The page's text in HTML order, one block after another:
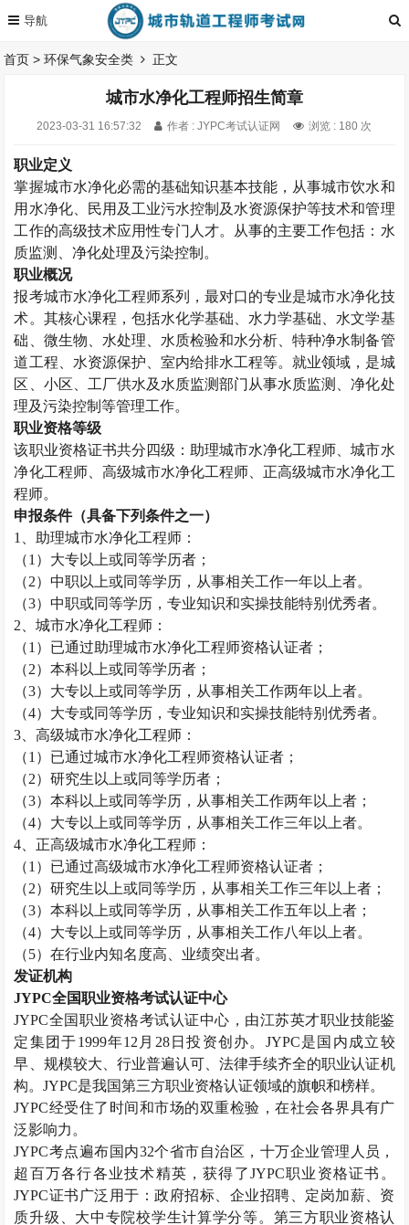
首页 >环保气象安全类 正文
城市水净化工程师招生简章
2023-03-31 16:57:32 作者 : JYPC考试认证网 浏览 : 180 次
职业定义
掌握城市水净化必需的基础知识基本技能，从事城市饮水和
用水净化、民用及工业污水控制及水资源保护等技术和管理
工作的高级技术应用性专门人才。从事的主要工作包括：水
质监测、净化处理及污染控制。
职业概况
报考城市水净化工程师系列，最对口的专业是城市水净化技
术。其核心课程，包括水化学基础、水力学基础、水文学基
础、微生物、水处理、水质检验和水分析、特种净水制备管
道工程、水资源保护、室内给排水工程等。就业领域，是城
区、小区、工厂供水及水质监测部门从事水质监测、净化处
理及污染控制等管理工作。
职业资格等级
该职业资格证书共分四级：助理城市水净化工程师 、城市水
净化工程师、高级城市水净化工程师 、正高级城市水净化工
程师。
申报条件（具备下列条件之一）
1、助理城市水净化工程师 ：
（1）大专以上或同等学历者；
（2）中职以上或同等学历，从事相关工作一年以上者。
（3）中职或同等学历，专业知识和实操技能特别优秀者。
2、城市水净化工程师 ：
（1）已通过助理城市水净化工程师资格认证者；
（2）本科以上或同等学历者；
（3）大专以上或同等学历，从事相关工作两年以上者。
（4）大专或同等学历，专业知识和实操技能特别优秀者。
3、高级城市水净化工程师 ：
（1）已通过城市水净化工程师资格认证者；
（2）研究生以上或同等学历者；
（3）本科以上或同等学历，从事相关工作两年以上者；
（4）大专以上或同等学历，从事相关工作三年以上者。
4、正高级城市水净化工程师 ：
（1）已通过高级城市水净化工程师资格认证者；
（2）研究生以上或同等学历，从事相关工作三年以上者；
（3）本科以上或同等学历，从事相关工作五年以上者；
（4）大专以上或同等学历，从事相关工作八年以上者。
（5）在行业内知名度高、业绩突出者。
发证机构
JYPC全国职业资格考试认证中心
JYPC全国职业资格考试认证中心，由江苏英才职业技能鉴
定集团于1999年12月28日投资创办。JYPC是国内成立较
早、规模较大、行业普遍认可、法律手续齐全的职业认证机
构。JYPC是我国第三方职业资格认证领域的旗帜和榜样。
JYPC经受住了时间和市场的双重检验，在社会各界具有广
泛影响力。
JYPC考点遍布国内32个省市自治区，十万企业管理人员，
超百万各行各业技术精英，获得了JYPC职业资格证书。
JYPC证书广泛用于：政府招标、企业招聘、定岗加薪、资
质升级、大中专院校学生计算学分等。第三方职业资格认